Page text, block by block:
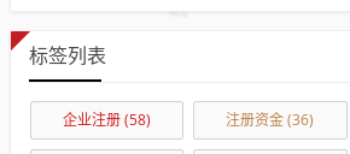
标签列表
企业注册(58) 注册资金(36)